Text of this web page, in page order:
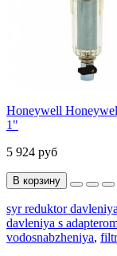
Honeywell
1"
5 924 руб
В корзину
syr reduktor
davleniya s
vodosnabzheniya,